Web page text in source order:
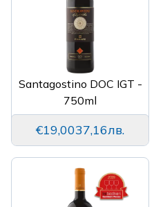
Santagostino DOC IGT -
750ml
€19,0037,16лв.